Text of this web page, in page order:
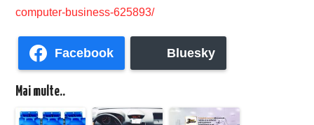
computer-business-625893/
Facebook Bluesky
Mai multe..